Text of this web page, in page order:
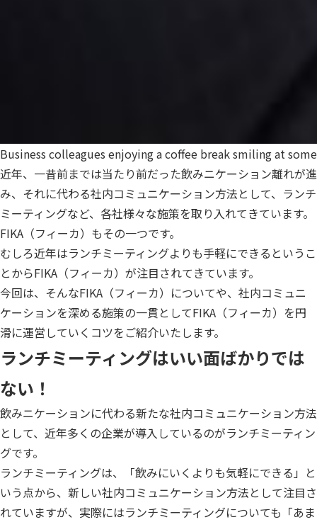
Business colleagues enjoying a coffee break smiling at
近年、一昔前までは当たり前だった飲みニケーション離れが進
み、それに代わる社内コミュニケーション方法として、ランチ
ミーティングなど、各社様々な施策を取り入れてきています。
FIKA（フィーカ）もその一つです。
むしろ近年はランチミーティングよりも手軽にできるというこ
とからFIKA（フィーカ）が注目されてきています。
今回は、そんなFIKA（フィーカ）についてや、社内コミュニ
ケーションを深める施策の一貫としてFIKA（フィーカ）を円
滑に運営していくコツをご紹介いたします。
ランチミーティングはいい面ばかりでは
ない！
飲みニケーションに代わる新たな社内コミュニケーション方法
として、近年多くの企業が導入しているのがランチミーティン
グです。
ランチミーティングは、「飲みにいくよりも気軽にできる」と
いう点から、新しい社内コミュニケーション方法として注目さ
れていますが、実際にはランチミーティングについても「あま